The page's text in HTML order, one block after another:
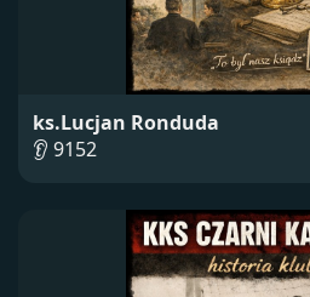
ks.Lucjan Ronduda
👂 9152